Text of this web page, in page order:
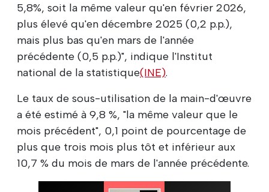
5,8%, soit la même valeur qu'en février 2026,
plus élevé qu'en décembre 2025 (0,2 p.p.),
mais plus bas qu'en mars de l'année
précédente (0,5 p.p.)", indique l'Institut
national de la statistique(INE).
Le taux de sous-utilisation de la main-d'œuvre
a été estimé à 9,8 %, "la même valeur que le
mois précédent", 0,1 point de pourcentage de
plus que trois mois plus tôt et inférieur aux
10,7 % du mois de mars de l'année précédente.